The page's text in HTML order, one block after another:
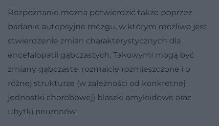
Rozpoznanie można potwierdzić także poprzez
badanie autopsyjne mózgu, w którym możliwe jest
stwierdzenie zmian charakterystycznych dla
encefalopatii gąbczastych. Takowymi mogą być
zmiany gąbczaste, rozmaicie rozmieszczone i o
różnej strukturze (w zależności od konkretnej
jednostki chorobowej) blaszki amyloidowe oraz
ubytki neuronów.